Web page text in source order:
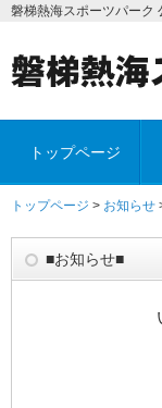
磐梯熱海スポーツパーク
トップページ
トップページ > お知らせ
■お知らせ■